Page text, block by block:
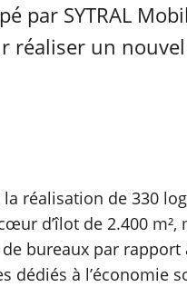
par SYTRAL
réaliser un
réalisation de 330
d’îlot de 2.400
bureaux par rapport
dédiés à l’économie